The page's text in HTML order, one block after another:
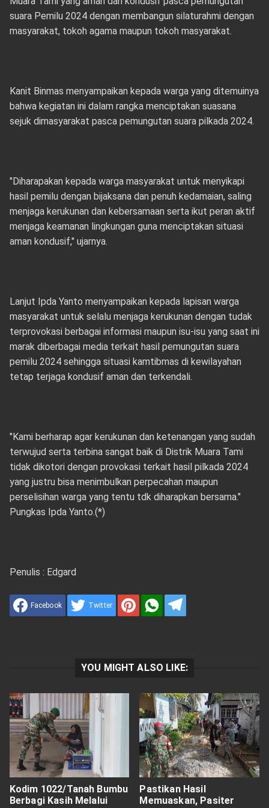
suara Pemilu 2024 dengan membangun silaturahmi dengan
masyarakat, tokoh agama maupun tokoh masyarakat.
Kanit Binmas menyampaikan kepada warga yang ditemuinya
bahwa kegiatan ini dalam rangka menciptakan suasana
sejuk dimasyarakat pasca pemungutan suara pilkada 2024.
"Diharapakan kepada warga masyarakat untuk menyikapi
hasil pemilu dengan bijaksana dan penuh kedamaian, saling
menjaga kerukunan dan kebersamaan serta ikut peran aktif
menjaga keamanan lingkungan guna menciptakan situasi
aman kondusif," ujarnya.
Lanjut Ipda Yanto menyampaikan kepada lapisan warga
masyarakat untuk selalu menjaga kerukunan dengan tudak
terprovokasi berbagai informasi maupun isu-isu yang saat ini
marak diberbagai media terkait hasil pemungutan suara
pemilu 2024 sehingga situasi kamtibmas di kewilayahan
tetap terjaga kondusif aman dan terkendali.
"Kami berharap agar kerukunan dan ketenangan yang sudah
terwujud serta terbina sangat baik di Distrik Muara Tami
tidak dikotori dengan provokasi terkait hasil pilkada 2024
yang justru bisa menimbulkan perpecahan maupun
perselisihan warga yang tentu tdk diharapkan bersama."
Pungkas Ipda Yanto.(*)
Penulis : Edgard
Facebook Twitter
YOU MIGHT ALSO LIKE:
Kodim 1022/Tanah Bumbu
Berbagi Kasih Melalui
Pastikan Hasil
Memuaskan, Pasiter